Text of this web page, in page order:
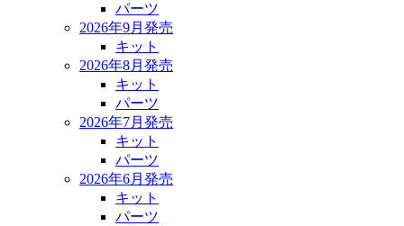
パーツ
2026年9月発売
キット
2026年8月発売
キット
パーツ
2026年7月発売
キット
パーツ
2026年6月発売
キット
パーツ